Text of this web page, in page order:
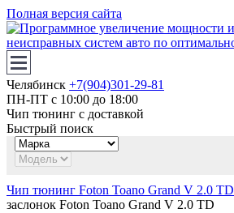
Полная версия сайта
Челябинск +7(904)301-29-81
ПН-ПТ с 10:00 до 18:00
Чип тюнинг с доставкой
Быстрый поиск
Чип тюнинг Foton Toano Grand V 2.0 TD
заслонок Foton Toano Grand V 2.0 TD